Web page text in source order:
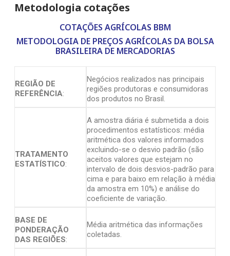
Metodologia cotações
COTAÇÕES AGRÍCOLAS BBM
METODOLOGIA DE PREÇOS AGRÍCOLAS DA BOLSA
BRASILEIRA DE MERCADORIAS
REGIÃO DE
REFERÊNCIA:
Negócios realizados nas principais
regiões produtoras e consumidoras
dos produtos no Brasil.
TRATAMENTO
ESTATÍSTICO:
A amostra diária é submetida a dois
procedimentos estatísticos: média
aritmética dos valores informados
excluindo-se o desvio padrão (são
aceitos valores que estejam no
intervalo de dois desvios-padrão para
cima e para baixo em relação à média
da amostra em 10%) e análise do
coeficiente de variação.
BASE DE
PONDERAÇÃO
DAS REGIÕES:
Média aritmética das informações
coletadas.